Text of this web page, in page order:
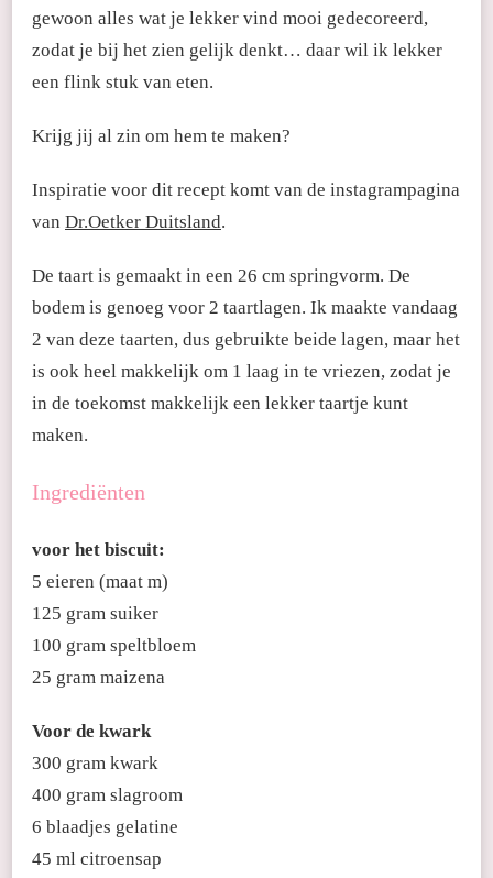
gewoon alles wat je lekker vind mooi gedecoreerd,
zodat je bij het zien gelijk denkt… daar wil ik lekker
een flink stuk van eten.
Krijg jij al zin om hem te maken?
Inspiratie voor dit recept komt van de instagrampagina
van Dr.Oetker Duitsland.
De taart is gemaakt in een 26 cm springvorm. De
bodem is genoeg voor 2 taartlagen. Ik maakte vandaag
2 van deze taarten, dus gebruikte beide lagen, maar het
is ook heel makkelijk om 1 laag in te vriezen, zodat je
in de toekomst makkelijk een lekker taartje kunt
maken.
Ingrediënten
voor het biscuit:
5 eieren (maat m)
125 gram suiker
100 gram speltbloem
25 gram maizena
Voor de kwark
300 gram kwark
400 gram slagroom
6 blaadjes gelatine
45 ml citroensap